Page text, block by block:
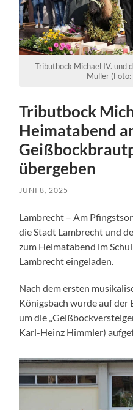
Tributbock Michael IV. und
Müller
Tributbock
Heimatabend
übergeben
JUNI 8, 2025
Lambrecht – Am
die Stadt Lambrecht und
zum Heimatabend im
Lambrecht eingeladen.
Nach dem ersten
Königsbach wurde auf der
um die
Karl-Heinz Himmler)